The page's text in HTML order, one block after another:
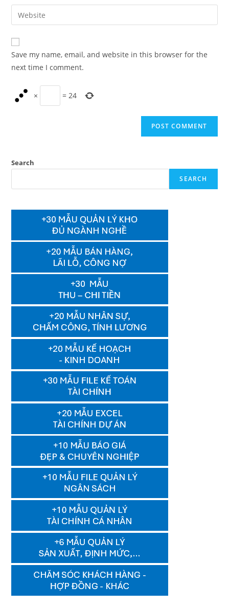
comment
email
address
comment
Enter
your
website
URL
(optional)
Save my name, email, and website in this browser for the
next time I comment.
× =24
Search
SEARCH